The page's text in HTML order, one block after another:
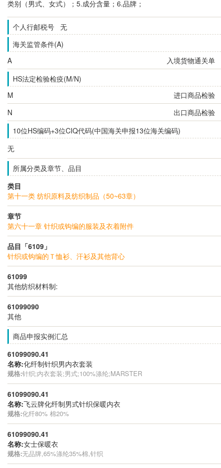
类别（男式、女式）； 5.成分含量；6.品牌；
个人行邮税号 无
海关监管条件(A)
A
入境货物通关单
HS法定检验检疫(M/N)
M
进口商品检验
N
出口商品检验
10位HS编码+3位CIQ代码(中国海关申报13位海关编码)
无
所属分类及章节、品目
类目
第十一类 纺织原料及纺织制品（50~63章）
章节
第六十一章 针织或钩编的服装及衣着附件
品目「6109」
针织或钩编的Ｔ恤衫、汗衫及其他背心
61099
其他纺织材料制:
61099090
其他
商品申报实例汇总
61099090.41
名称:化纤制针织男内衣套装
规格:针织;内衣套装;男式;100%涤纶;MARSTER
61099090.41
名称:飞云牌化纤制男式针织保暖内衣
规格:化纤80% 棉20%
61099090.41
名称:女士保暖衣
规格:无品牌,65%涤纶35%棉,针织